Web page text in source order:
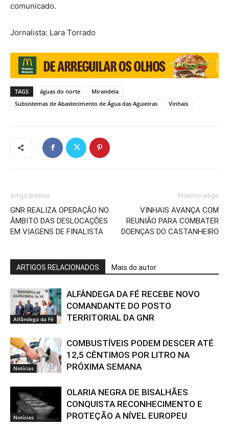
comunicado.
Jornalista: Lara Torrado
TAGS águas do norte
Mirandela
Subsistemas de Abastecimento de Água das Aguieiras
Vinhais
Artigo anterior
GNR REALIZA OPERAÇÃO NO
ÂMBITO DAS DESLOCAÇÕES
EM VIAGENS DE FINALISTA
Próximo artigo
VINHAIS AVANÇA COM
REUNIÃO PARA COMBATER
DOENÇAS DO CASTANHEIRO
ARTIGOS RELACIONADOS Mais do autor
Alfândega da Fé
ALFÂNDEGA DA FÉ RECEBE NOVO
COMANDANTE DO POSTO
TERRITORIAL DA GNR
Notícias
COMBUSTÍVEIS PODEM DESCER ATÉ
12,5 CÊNTIMOS POR LITRO NA
PRÓXIMA SEMANA
Notícias
OLARIA NEGRA DE BISALHÃES
CONQUISTA RECONHECIMENTO E
PROTEÇÃO A NÍVEL EUROPEU